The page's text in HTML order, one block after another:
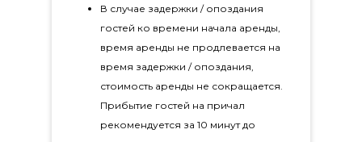
В случае задержки / опоздания
гостей ко времени начала аренды,
время аренды не продлевается на
время задержки / опоздания,
стоимость аренды не сокращается.
Прибытие гостей на причал
рекомендуется за 10 минут до